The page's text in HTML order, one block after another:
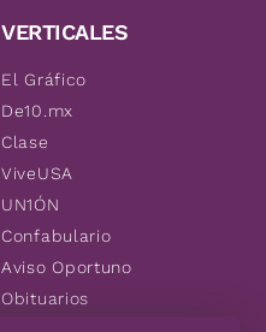
VERTICALES
El Gráfico
De10.mx
Clase
ViveUSA
UN1ÓN
Confabulario
Aviso Oportuno
Obituarios